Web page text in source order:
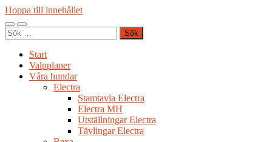
Hoppa till innehållet
Slå
på/av
Slå
på/av
Sök
efter:
Start
Valpplaner
Våra hundar
Electra
Stamtavla Electra
Electra MH
Utställningar Electra
Tävlingar Electra